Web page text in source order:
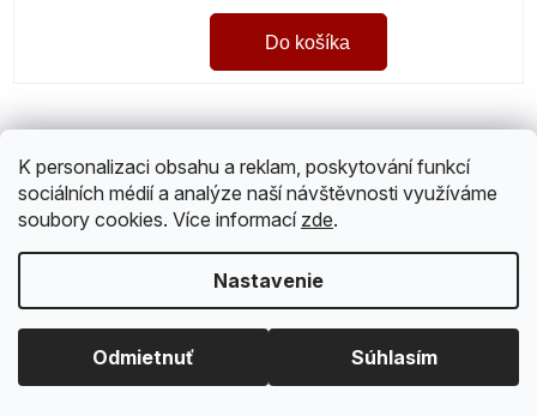
K personalizaci obsahu a reklam, poskytování funkcí
sociálních médií a analýze naší návštěvnosti využíváme
soubory cookies. Více informací zde.
Nastavenie
Odmietnuť Súhlasím
Do košíka